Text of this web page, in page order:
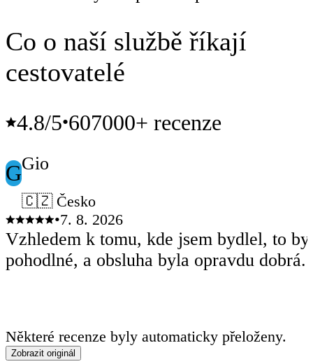
Co o naší službě říkají
cestovatelé
4.8/5•607000+ recenze
GGio
🇨🇿 Česko
•7. 8. 2026
Vzhledem k tomu, kde jsem bydlel, to
pohodlné, a obsluha byla opravdu dobrá.
Některé recenze byly automaticky přeloženy.
Zobrazit originál